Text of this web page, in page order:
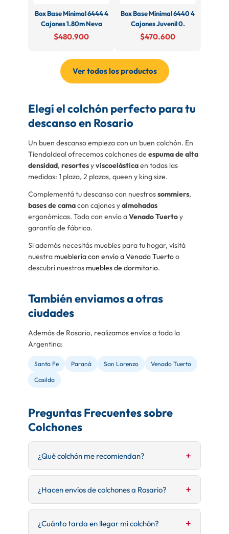
Box Base Minimal 6444 4
Cajones 1.80m Neva
$480.900
Box Base Minimal 6440 4
Cajones Juvenil 0.
$470.600
Ver todos los productos
Elegí el colchón perfecto para tu
descanso en Rosario
Un buen descanso empieza con un buen colchón. En
TiendaIdeal ofrecemos colchones de espuma de alta
densidad, resortesyviscoelásticaen todas las
medidas: 1 plaza, 2 plazas, queen y king size.
Complementá tu descanso con nuestrossommiers,
bases de camacon cajones yalmohadas
ergonómicas. Todo con envío aVenado Tuertoy
garantía de fábrica.
Si además necesitás muebles para tu hogar, visitá
nuestra mueblería con envío a Venado Tuertoo
descubrí nuestros muebles de dormitorio.
También enviamos a otras
ciudades
Además de Rosario, realizamos envíos a toda la
Argentina:
Santa Fe Paraná San Lorenzo Venado Tuerto
Casilda
Preguntas Frecuentes sobre
Colchones
¿Qué colchón me recomiendan?
firmeza recomendamos resortes, para
suavidad espuma de alta densidad, y para
¿Hacen envíos de colchones a Rosario?
Venado Tuerto y alrededores. El colchón llega
¿Cuánto tarda en llegar mi colchón?